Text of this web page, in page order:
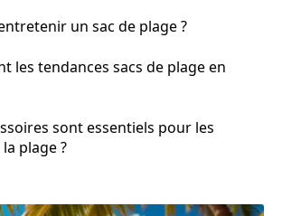
un sac de plage ?
les tendances sacs de plage en
sont essentiels pour les
plage ?